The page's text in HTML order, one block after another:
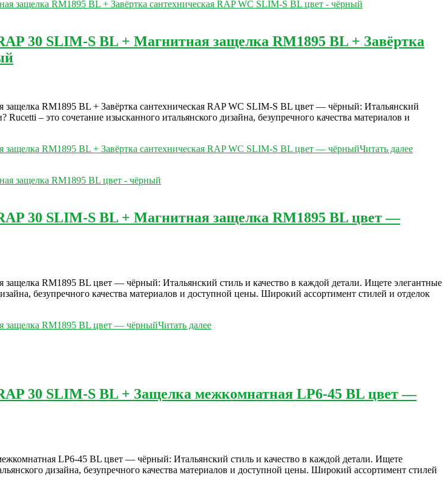
30 SLIM-S BL + Магнитная защелка RM1895 BL + Завёртка
RM1895 BL + Завёртка сантехническая RAP WC SLIM-S BL цвет — чёрный: Итальянский
– это сочетание изысканного итальянского дизайна, безупречного качества материалов и
RM1895 BL + Завёртка сантехническая RAP WC SLIM-S BL цвет — чёрныйЧитать далее
30 SLIM-S BL + Магнитная защелка RM1895 BL цвет —
RM1895 BL цвет — чёрный: Итальянский стиль и качество в каждой детали. Ищете элегантные
безупречного качества материалов и доступной цены. Широкий ассортимент стилей и отделок
защелка RM1895 BL цвет — чёрныйЧитать далее
30 SLIM-S BL + Защелка межкомнатная LP6-45 BL цвет —
LP6-45 BL цвет — чёрный: Итальянский стиль и качество в каждой детали. Ищете
дизайна, безупречного качества материалов и доступной цены. Широкий ассортимент стилей